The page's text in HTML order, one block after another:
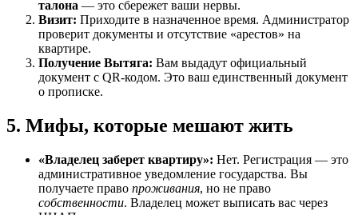
талона — это сбережет ваши нервы.
Визит: Приходите в назначенное время. Администратор
проверит документы и отсутствие «арестов» на
квартире.
Получение Вытяга: Вам выдадут официальный
документ с QR-кодом. Это ваш единственный документ
о прописке.
5. Мифы, которые мешают жить
«Владелец заберет квартиру»: Нет. Регистрация — это
административное уведомление государства. Вы
получаете право проживания, но не право
собственности. Владелец может выписать вас через